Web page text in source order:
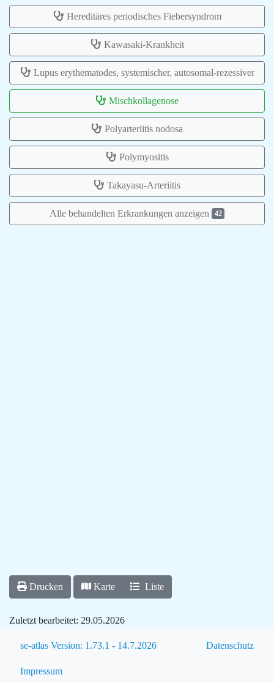
Hereditäres periodisches Fiebersyndrom
Kawasaki-Krankheit
Lupus erythematodes, systemischer, autosomal-rezessiver
Mischkollagenose
Polyarteriitis nodosa
Polymyositis
Takayasu-Arteriitis
Alle behandelten Erkrankungen anzeigen 42
Drucken Karte Liste
Zuletzt bearbeitet: 29.05.2026
se-atlas Version: 1.73.1 - 14.7.2026 Datenschutz
Impressum